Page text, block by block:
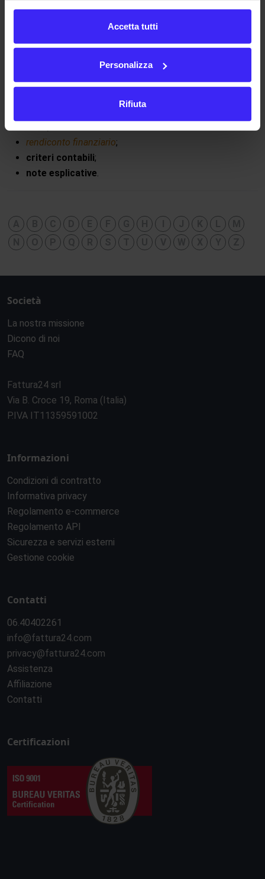
Accetta tutti
Personalizza
Rifiuta
bilancio IAS/IFRS(bilancio di esercizio
secondo i
, deve contenere
Stato Patrimoniale;
rendiconto finanziario;
criteri contabili;
note esplicative.
Società
La nostra missione
Dicono di noi
FAQ
Fattura24 srl
Via B. Croce 19, Roma (Italia)
P.IVA IT11359591002
Informazioni
Condizioni di contratto
Informativa privacy
Regolamento e-commerce
Regolamento API
Sicurezza e servizi esterni
Gestione cookie
Contatti
06.40402261
info@fattura24.com
privacy@fattura24.com
Assistenza
Affiliazione
Contatti
Certificazioni